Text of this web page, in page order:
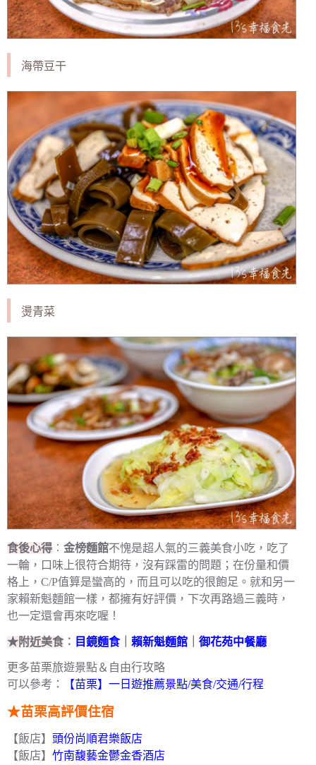
海帶豆干
燙青菜
食後心得 ︰ 金榜麵館不愧是超人氣的三義美食小吃，吃了
一輪，口味上很符合期待，沒有踩雷的問題；在份量和價
格上，C/P值算是蠻高的，而且可以吃的很飽足。就和另一
家賴新魁麵館一樣，都擁有好評價，下次再路過三義時，
也一定還會再來吃喔！
★附近美食 ︰ 目鏡麵食｜ 賴新魁麵館 御花苑中餐廳
更多苗栗旅遊景點＆自由行攻略
可以參考：
【苗栗】一日遊推薦景點/美食/交通/行程
★苗栗高評價住宿
【飯店】 頭份尚順君樂飯店
【飯店】 竹南馥藝金鬱金香酒店